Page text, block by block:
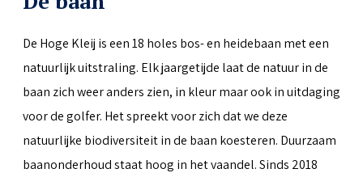
De Hoge Kleij is een 18 holes bos- en heidebaan met een
natuurlijk uitstraling. Elk jaargetijde laat de natuur in de
baan zich weer anders zien, in kleur maar ook in uitdaging
voor de golfer. Het spreekt voor zich dat we deze
natuurlijke biodiversiteit in de baan koesteren. Duurzaam
baanonderhoud staat hoog in het vaandel. Sinds 2018